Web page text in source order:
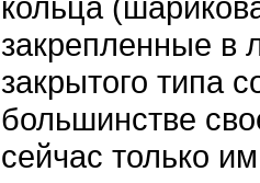
закрепленные в
закрытого типа
большинстве
сейчас только